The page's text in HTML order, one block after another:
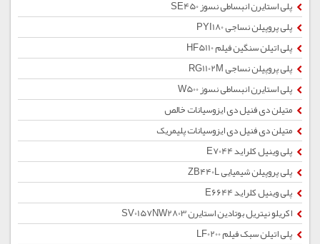
پلی استایرن انبساطی نسوز SE450
پلی پروپیلن نساجی PYI180
پلی اتیلن سنگین فیلم HF5110
پلی پروپیلن نساجی RG1102M
پلی استایرن انبساطی نسوز W500
متیلن دی فنیل دی ایزوسیانات خالص
متیلن دی فنیل دی ایزوسیانات پلیمریک
پلی وینیل کلراید E7044
پلی پروپیلن شیمیایی ZB440L
پلی وینیل کلراید E6644
اکریلو نیتریل بوتادین استایرن SV0157NW2803
پلی اتیلن سبک فیلم LF0200